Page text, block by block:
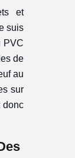
et
suis
PVC
de
au
sur
donc